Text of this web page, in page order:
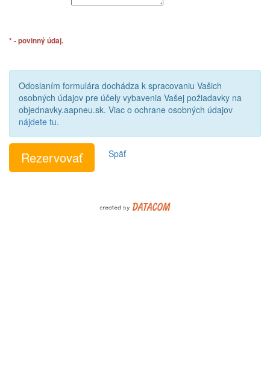
* - povinný údaj.
Odoslaním formulára dochádza k spracovaniu Vašich
osobných údajov pre účely vybavenia Vašej požiadavky na
objednavky.aapneu.sk. Viac o ochrane osobných údajov
nájdete tu.
Späť